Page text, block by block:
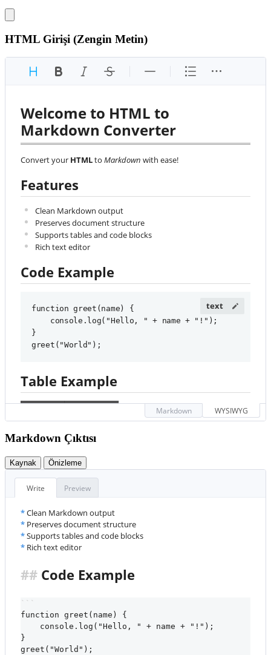
HTML Girişi (Zengin Metin)
Welcome to HTML to
Markdown Converter
Convert your HTML to Markdown with ease!
Features
Clean Markdown output
Preserves document structure
Supports tables and code blocks
Rich text editor
Code Example
function greet(name) {
    console.log("Hello, " + name + "!");
}
greet("World");
Table Example
Bold ✓
Italic ✓
Links ✓
This is a blockquote. HTML makes web pages dynamic!
Visit GitHub
Markdown WYSIWYG
Markdown Çıktısı
Kaynak Önizleme
Write Preview
# Welcome to HTML to
Markdown Converter
Convert your **HTML
## Features
*Clean Markdown output
* Preserves document structure
*Supports tables and code blocks
* Rich text editor
## Code Example
```
function greet(name) {
    console.log("Hello, " + name + "!");
}
greet("World");